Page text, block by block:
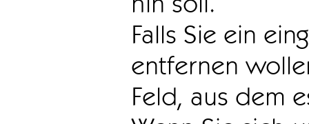
Falls Sie ein
entfernen
Feld, aus dem